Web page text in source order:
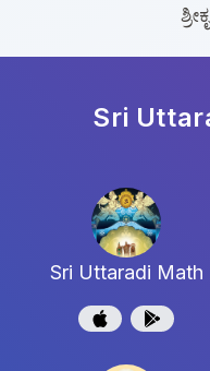
Sri
Sri Uttaradi Math